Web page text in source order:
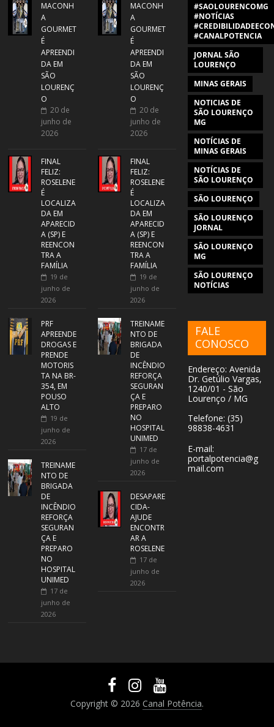
MACONH
A
GOURMET
É
APREENDI
DA EM
SÃO
LOURENÇ
O
20 de
junho de
2026
FINAL
FELIZ:
ROSELENE
É
LOCALIZA
DA EM
APARECID
A (SP) E
REENCON
TRA A
FAMÍLIA
19 de
junho de
2026
PRF
APREENDE
DROGAS E
PRENDE
MOTORIS
TA NA BR-
354, EM
POUSO
ALTO
19 de
junho de
2026
TREINAME
NTO DE
BRIGADA
DE
INCÊNDIO
REFORÇA
SEGURAN
ÇA E
PREPARO
NO
HOSPITAL
UNIMED
17 de
junho de
2026
MACONH
A
GOURMET
É
APREENDI
DA EM
SÃO
LOURENÇ
O
20 de
junho de
2026
FINAL
FELIZ:
ROSELENE
É
LOCALIZA
DA EM
APARECID
A (SP) E
REENCON
TRA A
FAMÍLIA
19 de
junho de
2026
TREINAME
NTO DE
BRIGADA
DE
INCÊNDIO
REFORÇA
SEGURAN
ÇA E
PREPARO
NO
HOSPITAL
UNIMED
17 de
junho de
2026
DESAPARE
CIDA-
AJUDE
ENCONTR
AR A
ROSELENE
17 de
junho de
2026
#SAOLOURENCOMG
#NOTÍCIAS
#CANALPOTENCIA
JORNAL SÃO
LOURENÇO
MINAS GERAIS
NOTICIAS DE
SÃO LOURENÇO
MG
NOTÍCIAS DE
MINAS GERAIS
NOTÍCIAS DE
SÃO LOURENÇO
SÃO LOURENÇO
SÃO LOURENÇO
JORNAL
SÃO LOURENÇO
MG
SÃO LOURENÇO
NOTÍCIAS
FALE
CONOSCO
Endereço: Avenida
Dr. Getúlio Vargas,
1240/01 - São
Lourenço / MG
Telefone: (35)
98838-4631
E-mail:
portalpotencia@g
mail.com
Copyright © 2026 Canal Potência.